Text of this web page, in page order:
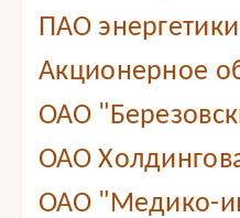
ПАО
Акционерное
ОАО
ОАО
ОАО "Медико-